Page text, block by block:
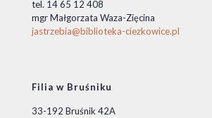
tel. 14 65 12 408
mgr Małgorzata Waza-Zięcina
jastrzebia@biblioteka-ciezkowice.pl
Filia w Bruśniku
33-192 Bruśnik 42A